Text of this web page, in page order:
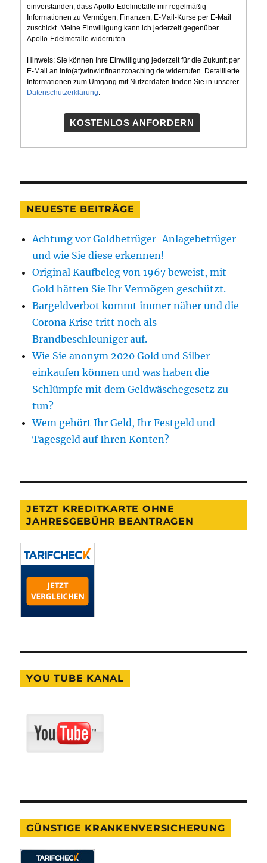
einverstanden, dass Apollo-Edelmetalle mir regelmäßig
Informationen zu Vermögen, Finanzen, E-Mail-Kurse per E-Mail
zuschickt. Meine Einwilligung kann ich jederzeit gegenüber
Apollo-Edelmetalle widerrufen.
Hinweis: Sie können Ihre Einwilligung jederzeit für die Zukunft per
E-Mail an info(at)winwinfinanzcoaching.de widerrufen. Detaillierte
Informationen zum Umgang mit Nutzerdaten finden Sie in unserer
Datenschutzerklärung.
KOSTENLOS ANFORDERN
NEUESTE BEITRÄGE
Achtung vor Goldbetrüger-Anlagebetrüger
und wie Sie diese erkennen!
Original Kaufbeleg von 1967 beweist, mit
Gold hätten Sie Ihr Vermögen geschützt.
Bargeldverbot kommt immer näher und die
Corona Krise tritt noch als
Brandbeschleuniger auf.
Wie Sie anonym 2020 Gold und Silber
einkaufen können und was haben die
Schlümpfe mit dem Geldwäschegesetz zu
tun?
Wem gehört Ihr Geld, Ihr Festgeld und
Tagesgeld auf Ihren Konten?
JETZT KREDITKARTE OHNE
JAHRESGEBÜHR BEANTRAGEN
YOU TUBE KANAL
GÜNSTIGE KRANKENVERSICHERUNG